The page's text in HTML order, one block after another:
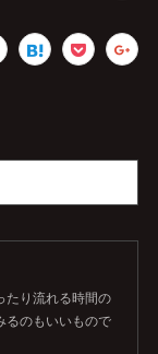
たり流れる時間の
るのもいいもので